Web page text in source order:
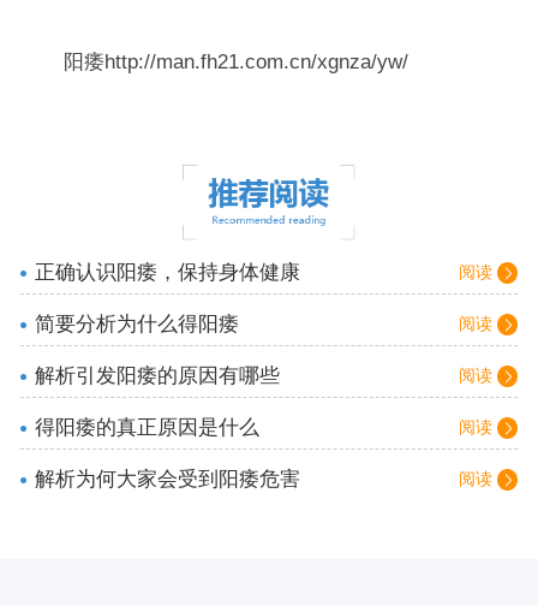
阳痿http://man.fh21.com.cn/xgnza/yw/
阅读
正确认识阳痿，保持身体健康
阅读
简要分析为什么得阳痿
阅读
解析引发阳痿的原因有哪些
阅读
得阳痿的真正原因是什么
阅读
解析为何大家会受到阳痿危害